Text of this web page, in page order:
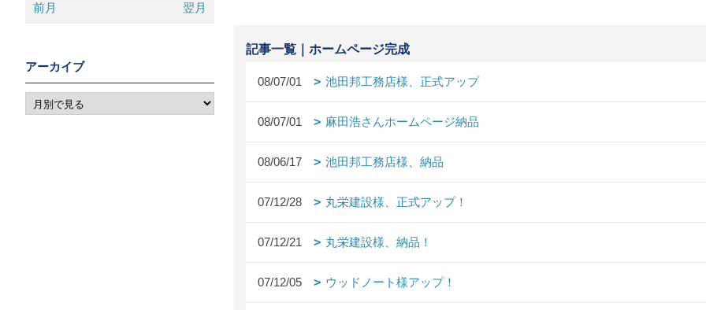
記事一覧｜ホームページ完成
08/07/01 池田邦工務店様、正式アップ
08/07/01 麻田浩さんホームページ納品
08/06/17 池田邦工務店様、納品
07/12/28 丸栄建設様、正式アップ！
07/12/21 丸栄建設様、納品！
07/12/05 ウッドノート様アップ！
前月 翌月
アーカイブ